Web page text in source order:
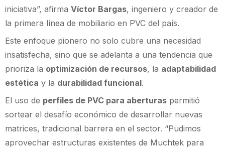
iniciativa”, afirma Víctor Bargas, ingeniero y creador de
la primera línea de mobiliario en PVC del país.
Este enfoque pionero no solo cubre una necesidad
insatisfecha, sino que se adelanta a una tendencia que
prioriza la optimización de recursos, la adaptabilidad
estética y la durabilidad funcional.
El uso de perfiles de PVC para aberturas permitió
sortear el desafío económico de desarrollar nuevas
matrices, tradicional barrera en el sector. “Pudimos
aprovechar estructuras existentes de Muchtek para